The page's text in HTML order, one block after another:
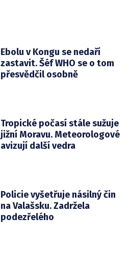
Ebolu v Kongu se nedaří
zastavit. Šéf WHO se o tom
přesvědčil osobně
Tropické počasí stále sužuje
jižní Moravu. Meteorologové
avizují další vedra
Policie vyšetřuje násilný čin
na Valašsku. Zadržela
podezřelého